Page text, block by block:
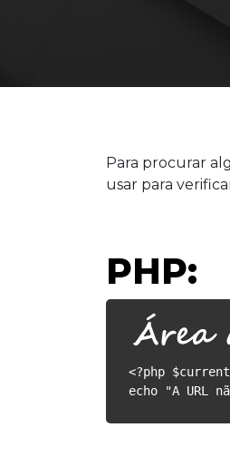
Para procurar
usar para
PHP:
<?php
echo "A URL